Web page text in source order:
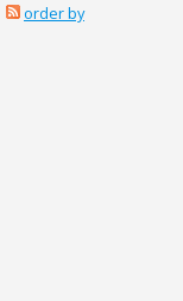
order by